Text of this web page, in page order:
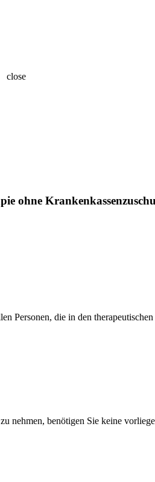
close
ohne
Personen, die in den
nehmen, benötigen Sie keine